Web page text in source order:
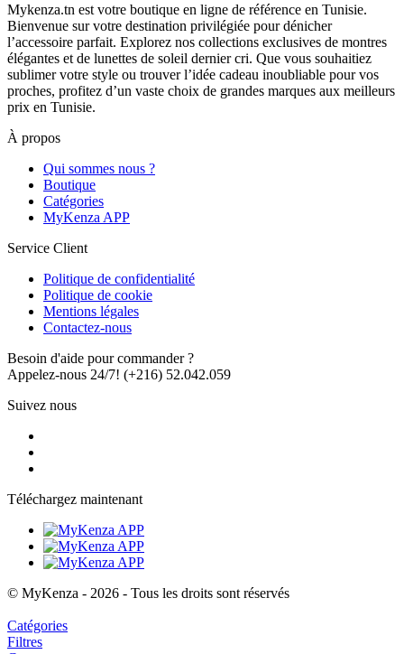
Mykenza.tn est votre boutique en ligne de référence en Tunisie.
Bienvenue sur votre destination privilégiée pour dénicher
l’accessoire parfait. Explorez nos collections exclusives de montres
élégantes et de lunettes de soleil dernier cri. Que vous souhaitiez
sublimer votre style ou trouver l’idée cadeau inoubliable pour vos
proches, profitez d’un vaste choix de grandes marques aux meilleurs
prix en Tunisie.
À propos
Qui sommes nous ?
Boutique
Catégories
MyKenza APP
Service Client
Politique de confidentialité
Politique de cookie
Mentions légales
Contactez-nous
Besoin d'aide pour commander ?
Appelez-nous 24/7! (+216) 52.042.059
Suivez nous
Téléchargez maintenant
© MyKenza - 2026 - Tous les droits sont réservés
Catégories
Filtres